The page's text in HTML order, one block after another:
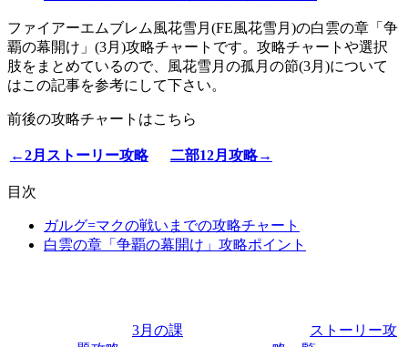
ファイアーエムブレム風花雪月(FE風花雪月)の白雲の章「争
覇の幕開け」(3月)攻略チャートです。攻略チャートや選択
肢をまとめているので、風花雪月の孤月の節(3月)について
はこの記事を参考にして下さい。
前後の攻略チャートはこちら
←2月ストーリー攻略 二部12月攻略→
目次
ガルグ=マクの戦いまでの攻略チャート
白雲の章「争覇の幕開け」攻略ポイント
3月の課
ストーリー攻